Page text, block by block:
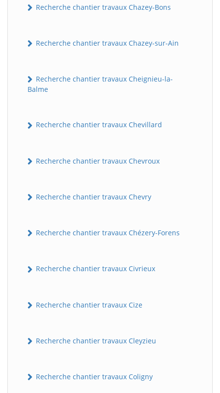
Recherche chantier travaux Chazey-Bons
Recherche chantier travaux Chazey-sur-Ain
Recherche chantier travaux Cheignieu-la-
Balme
Recherche chantier travaux Chevillard
Recherche chantier travaux Chevroux
Recherche chantier travaux Chevry
Recherche chantier travaux Chézery-Forens
Recherche chantier travaux Civrieux
Recherche chantier travaux Cize
Recherche chantier travaux Cleyzieu
Recherche chantier travaux Coligny